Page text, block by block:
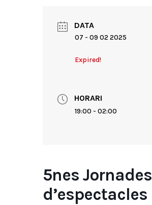
DATA
07 - 09 02 2025
Expired!
HORARI
19:00 - 02:00
5nes Jornades
d’espectacles